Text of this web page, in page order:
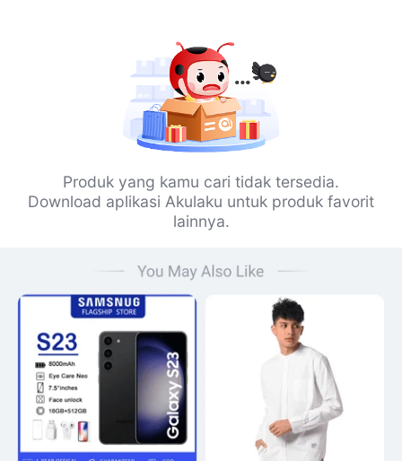
Produk yang kamu cari tidak tersedia.
Download aplikasi Akulaku untuk produk favorit
lainnya.